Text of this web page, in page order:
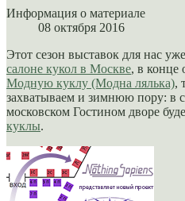
Информация о материале
08 октября 2016
Этот сезон выставок для нас
салоне кукол в Москве, в конце
Модную куклу (Модна лялька),
захватываем и зимнюю пору: в
московском Гостином дворе
куклы.